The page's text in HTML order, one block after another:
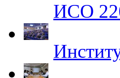
ИСО